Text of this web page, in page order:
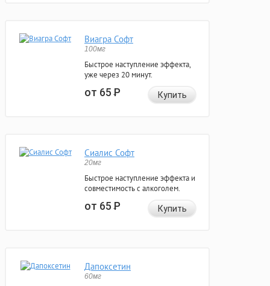
Виагра Софт
100мг
Быстрое наступление эффекта,
уже через 20 минут.
от 65Р Купить
Сиалис Софт
20мг
Быстрое наступление эффекта и
совместимость с алкоголем.
от 65Р Купить
Дапоксетин
60мг